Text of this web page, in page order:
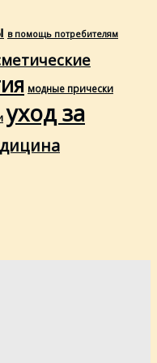
в помощь потребителям
модные прически
уход за